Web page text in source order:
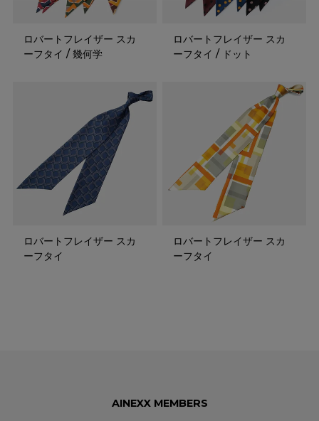
ロバートフレイザー スカ
ーフタイ / 幾何学
ロバートフレイザー スカ
ーフタイ / ドット
ロバートフレイザー スカ
ーフタイ
ロバートフレイザー スカ
ーフタイ
AINEXX MEMBERS